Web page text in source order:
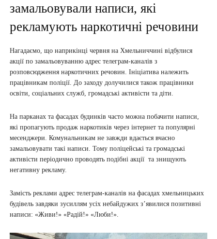
замальовували написи, які
рекламують наркотичні речовини
Нагадаємо, що наприкінці червня на Хмельниччині відбулися
акції по замальовуванню адрес телеграм-каналів з
розповсюдження наркотичних речовин. Ініціатива належить
працівникам поліції. До заходу долучилися також працівники
освіти, соціальних служб, громадські активісти та діти.
На парканах та фасадах будинків часто можна побачити написи,
які пропагують продаж наркотиків через інтернет та популярні
месенджери. Комунальникам не завжди вдається вчасно
замальовувати такі написи. Тому поліцейські та громадські
активісти періодично проводять подібні акції та знищують
негативну рекламу.
Замість реклами адрес телеграм-каналів на фасадах хмельницьких
будівель завдяки зусиллям усіх небайдужих з’явилися позитивні
написи: «Живи!» «Радій!» «Люби!».